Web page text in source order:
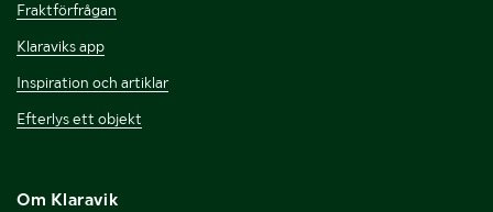
Fraktförfrågan
Klaraviks app
Inspiration och artiklar
Efterlys ett objekt
Om Klaravik